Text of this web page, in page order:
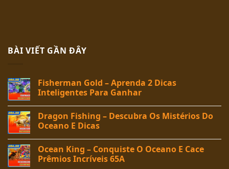
BÀI VIẾT GẦN ĐÂY
Fisherman Gold – Aprenda 2 Dicas
Inteligentes Para Ganhar
Dragon Fishing – Descubra Os Mistérios Do
Oceano E Dicas
Ocean King – Conquiste O Oceano E Cace
Prêmios Incríveis 65A